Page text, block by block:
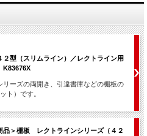
庫類）
体外形寸法が多くの種類があります。
４００Ｄ・３００Ｄ〕
〕
Ｄ〕
と「棚板寸法」をご確認ください。
型（スリムライン）／レクトライン用
K83676X
リーズの両開き、引違書庫などの棚板の
ト）です。
品＞棚板 レクトラインシリーズ（４２